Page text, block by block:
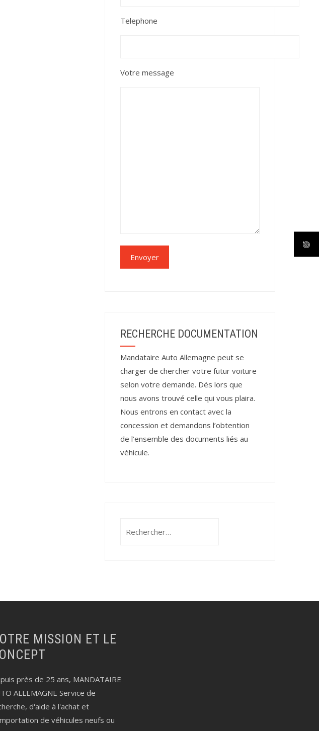
Telephone
Votre message
RECHERCHE DOCUMENTATION
Mandataire Auto Allemagne peut se
charger de chercher votre futur voiture
selon votre demande. Dés lors que
nous avons trouvé celle qui vous plaira.
Nous entrons en contact avec la
concession et demandons l’obtention
de l’ensemble des documents liés au
véhicule.
près de 25 ans, MANDATAIRE
ALLEMAGNE Service de
d'aide à l'achat et
de véhicules neufs ou